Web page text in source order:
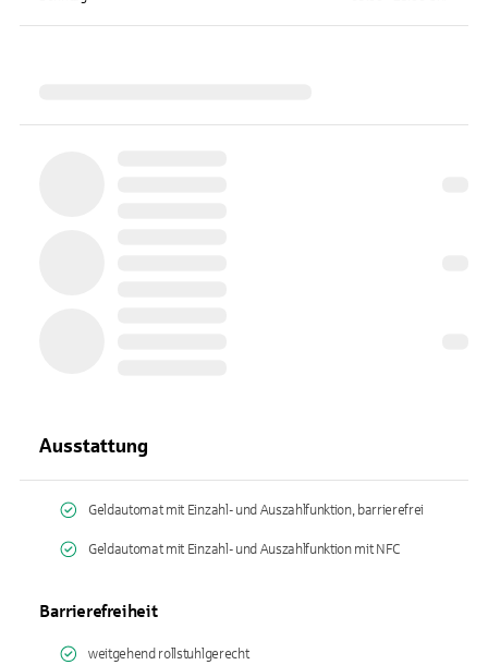
Ausstattung
Geldautomat mit Einzahl- und Auszahlfunktion, barrierefrei
Geldautomat mit Einzahl- und Auszahlfunktion mit NFC
Barrierefreiheit
weitgehend rollstuhlgerecht